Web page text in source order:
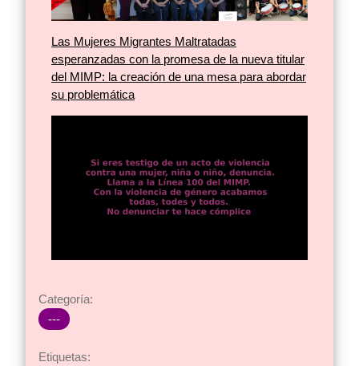
Las Mujeres Migrantes Maltratadas
esperanzadas con la promesa de la nueva titular
del MIMP: la creación de una mesa para abordar
su problemática
Categoría:
---
Etiquetas: